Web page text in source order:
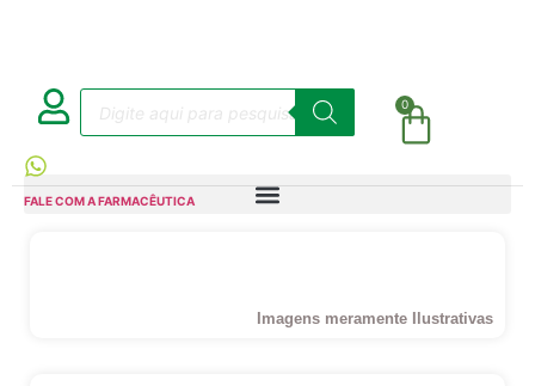
0
FALE COM A FARMACÊUTICA
Imagens meramente Ilustrativas